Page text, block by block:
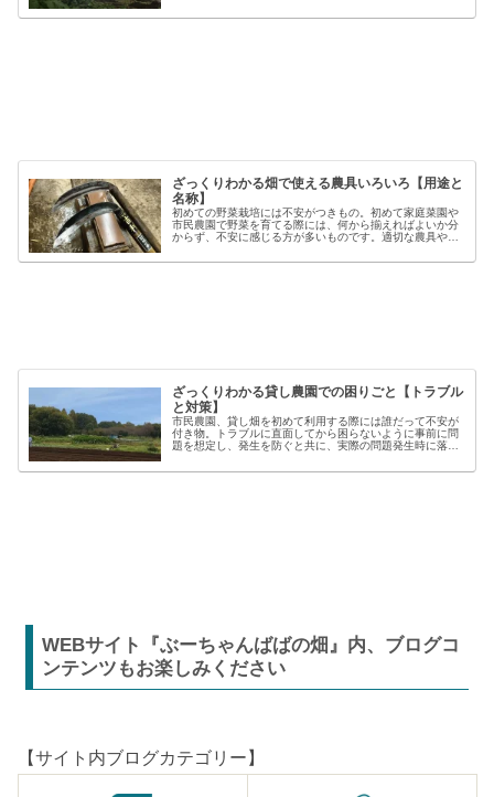
類でも「早生」「中生」「晩生」など...
ざっくりわかる畑で使える農具いろいろ【用途と
名称】
初めての野菜栽培には不安がつきもの。初めて家庭菜園や
市民農園で野菜を育てる際には、何から揃えればよいか分
からず、不安に感じる方が多いものです。適切な農具や資
しますが、種類も多く、初心者には...
ざっくりわかる貸し農園での困りごと【トラブル
と対策】
市民農園、貸し畑を初めて利用する際には誰だって不安が
付き物。トラブルに直面してから困らないように事前に問
題を想定し、発生を防ぐと共に、実際の問題発生時に落ち
【困った】と【トラブル】困りごとト...
WEBサイト『ぶーちゃんばばの畑』内、ブログコ
ンテンツもお楽しみください
【サイト内ブログカテゴリー】